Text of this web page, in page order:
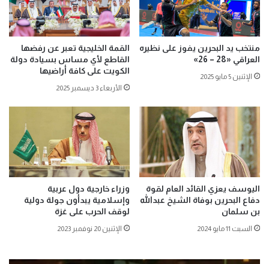
منتخب يد البحرين يفوز على نظيره
العراقي «28 – 26»
الإثنين 5 مايو 2025
القمة الخليجية تعبر عن رفضها
القاطع لأي مساس بسيادة دولة
الكويت على كافة أراضيها
الأربعاء 3 ديسمبر 2025
اليوسف يعزي القائد العام لقوة
دفاع البحرين بوفاة الشيخ عبدالله
بن سلمان
السبت 11 مايو 2024
وزراء خارجية دول عربية
وإسلامية يبدأون جولة دولية
لوقف الحرب على غزة
الإثنين 20 نوفمبر 2023